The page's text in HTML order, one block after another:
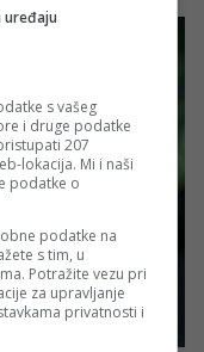
uređaju
s vašeg
i druge podatke
207
lokacija. Mi i naši
podatke o
podatke na
s tim, u
Potražite vezu pri
za upravljanje
privatnosti i